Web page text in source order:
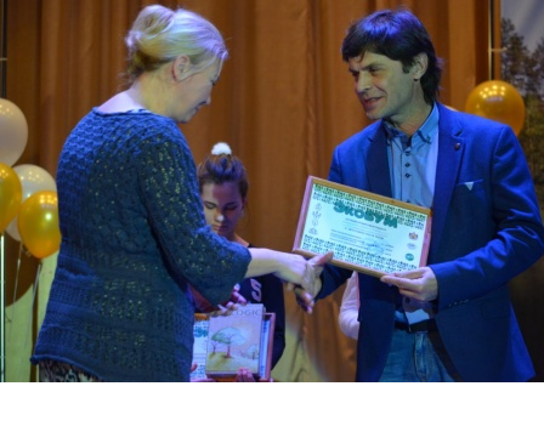
Перейти к основному содержанию